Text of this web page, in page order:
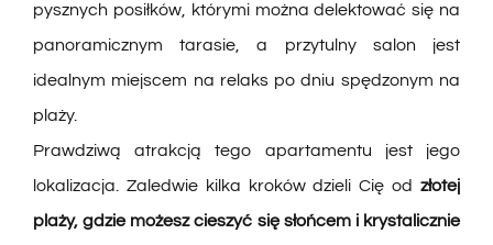
pysznych posiłków, którymi można delektować się na
panoramicznym tarasie, a przytulny salon jest
idealnym miejscem na relaks po dniu spędzonym na
plaży.
Prawdziwą atrakcją tego apartamentu jest jego
lokalizacja. Zaledwie kilka kroków dzieli Cię odzłotej
plaży, gdzie możesz cieszyć się słońcem i krystalicznie